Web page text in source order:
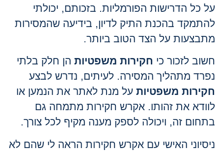
על כל הדרישות הפורמליות. בזכותם, יכולתי
להתמקד בהכנת התיק לדיון, בידיעה שהמסירות
מתבצעות על הצד הטוב ביותר.
חשוב לזכור כי חקירות משפטיותהן חלק בלתי
נפרד מתהליך המסירה. לעיתים, נדרש לבצע
חקירות משפטיותעל מנת לאתר את הנמען או
לוודא את זהותו. אקרש חקירות מתמחה גם
בתחום זה, ויכולה לספק מענה מקיף לכל צורך.
ניסיוני האישי עם אקרש חקירות הראה לי שהם לא